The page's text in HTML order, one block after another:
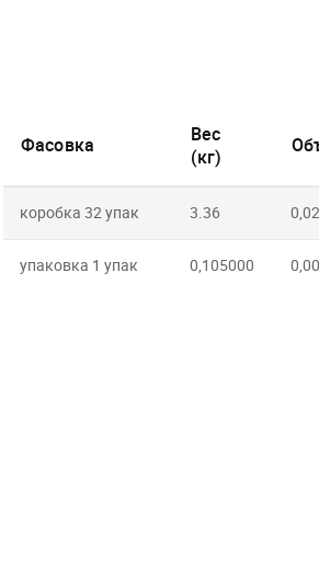
Фасовка
Вес
(кг)
коробка 32 упак 3.36
упаковка 1 упак 0,105000